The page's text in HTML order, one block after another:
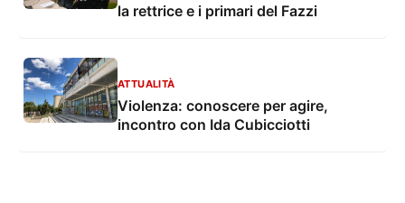
la rettrice e i primari del Fazzi
ATTUALITÀ
Violenza: conoscere per agire,
incontro con Ida Cubicciotti